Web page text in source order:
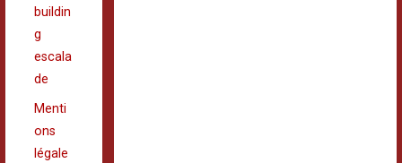
buildin
g
escala
de
Menti
ons
légale